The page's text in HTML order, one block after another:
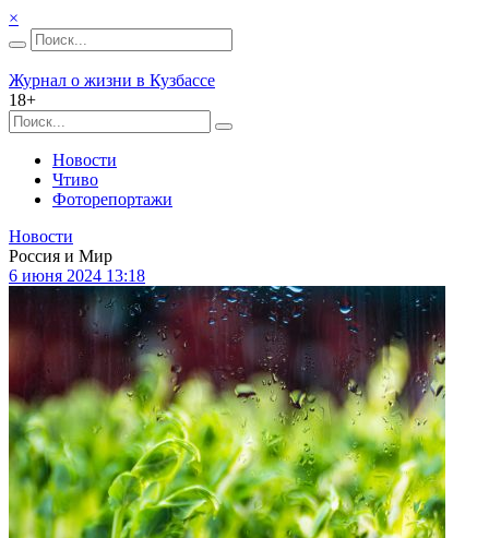
×
Журнал о жизни в Кузбассе
18+
Новости
Чтиво
Фоторепортажи
Новости
Россия и Мир
6 июня 2024 13:18